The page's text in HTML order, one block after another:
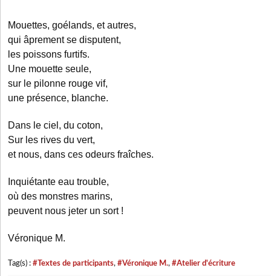
Mouettes, goélands, et autres,
qui âprement se disputent,
les poissons furtifs.
Une mouette seule,
sur le pilonne rouge vif,
une présence, blanche.
Dans le ciel, du coton,
Sur les rives du vert,
et nous, dans ces odeurs fraîches.
Inquiétante eau trouble,
où des monstres marins,
peuvent nous jeter un sort !
Véronique M.
Tag(s) : #Textes de participants, #Véronique M., #Atelier d'écriture